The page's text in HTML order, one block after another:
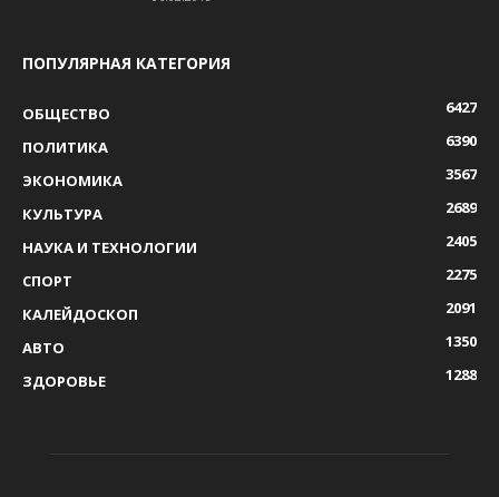
ПОПУЛЯРНАЯ КАТЕГОРИЯ
ОБЩЕСТВО
6427
ПОЛИТИКА
6390
ЭКОНОМИКА
3567
КУЛЬТУРА
2689
НАУКА И ТЕХНОЛОГИИ
2405
СПОРТ
2275
КАЛЕЙДОСКОП
2091
АВТО
1350
ЗДОРОВЬЕ
1288